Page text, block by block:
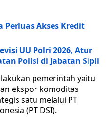
Perluas Akses Kredit
UU Polri 2026, Atur
Polisi di Jabatan Sipil
pemerintah yaitu
ekspor komoditas
satu melalui PT
(PT DSI).